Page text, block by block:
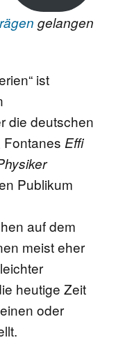
gelangen
ist
die deutschen
Fontanes Effi
Publikum
auf dem
meist eher
heutige Zeit
oder